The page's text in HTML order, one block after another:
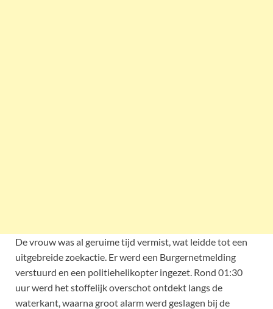
De vrouw was al geruime tijd vermist, wat leidde tot een
uitgebreide zoekactie. Er werd een Burgernetmelding
verstuurd en een politiehelikopter ingezet. Rond 01:30
uur werd het stoffelijk overschot ontdekt langs de
waterkant, waarna groot alarm werd geslagen bij de